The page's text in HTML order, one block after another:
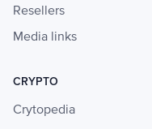
Resellers
Media links
CRYPTO
Crytopedia